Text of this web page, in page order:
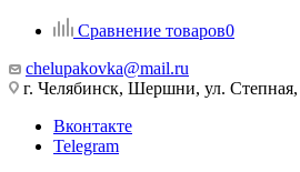
Сравнение товаров0
chelupakovka@mail.ru
г. Челябинск, Шершни, ул.
Вконтакте
Telegram